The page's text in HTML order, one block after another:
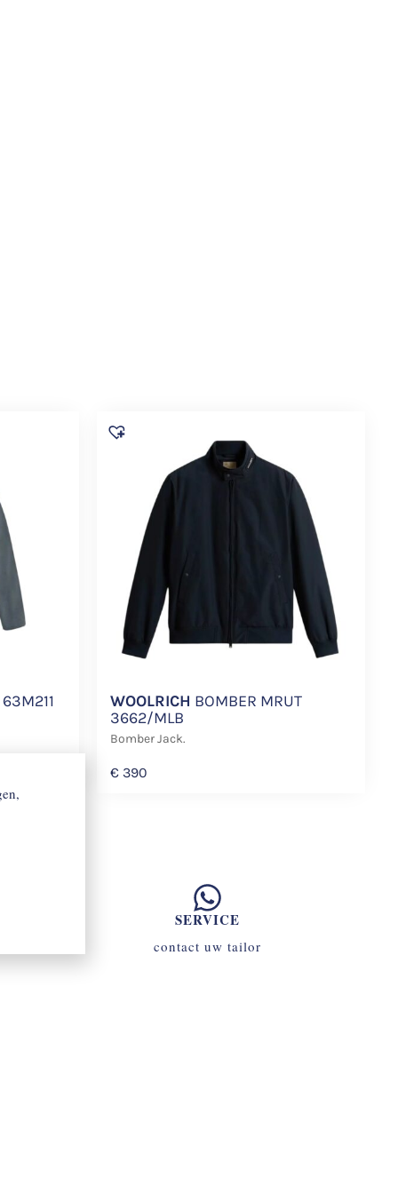
63M211
WOOLRICH BOMBER MRUT
3662/MLB
Bomber Jack.
€390
SERVICE
contact uw tailor